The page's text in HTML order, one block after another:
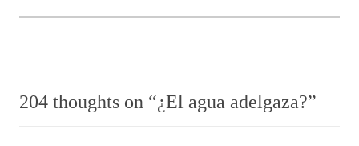
204 thoughts on “¿El agua adelgaza?”